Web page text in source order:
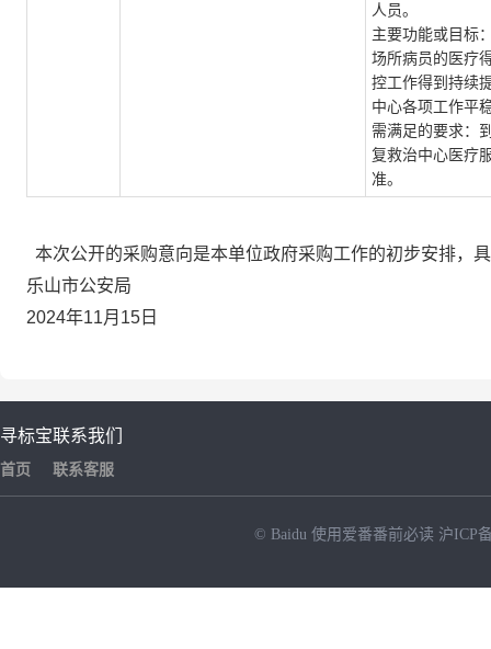
人员。
主要功能或目标
场所病员的医疗
控工作得到持续
中心各项工作平
需满足的要求：
复救治中心医疗
准。
本次公开的采购意向是本单位政府采购工作的初步安排，
乐山市公安局
2024年11月15日
寻标宝
首页
联系我们
联系客服
© Baidu 使用爱番番前必读 沪ICP